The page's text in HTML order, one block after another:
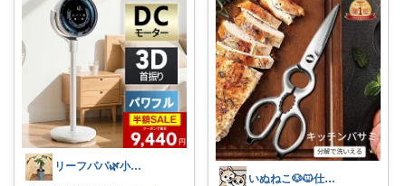
リーフパパ🌿小学2年生女の子のパパ
いぬねこ🐶🐱仕事も暮らしも楽しく☺︎